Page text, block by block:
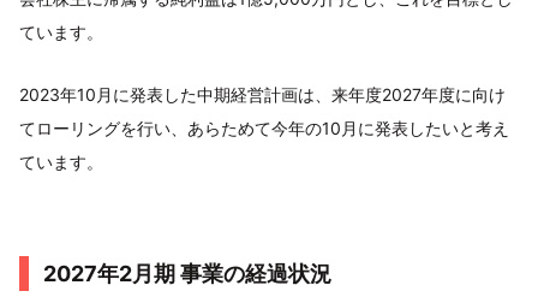
ています。
2023年10月に発表した中期経営計画は、来年度2027年度に向け
てローリングを行い、あらためて今年の10月に発表したいと考え
ています。
2027年2月期 事業の経過状況